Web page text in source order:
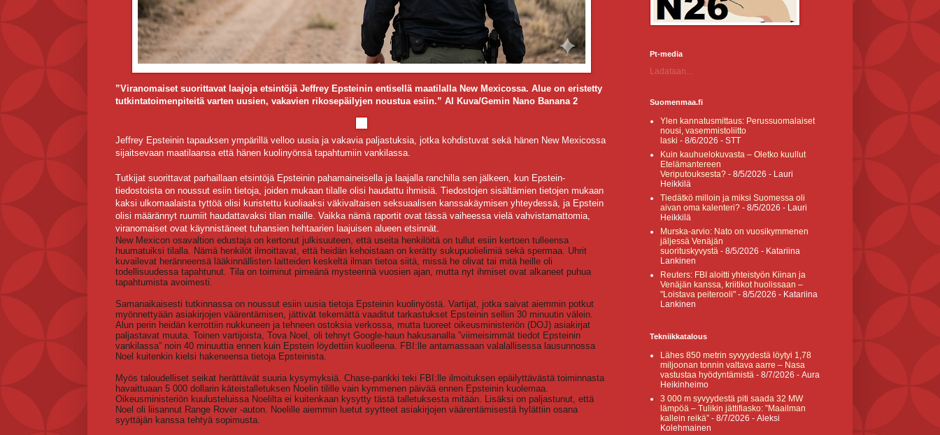
”Viranomaiset suorittavat laajoja etsintöjä Jeffrey Epsteinin entisellä maatilalla New Mexicossa. Alue on eristetty
tutkintatoimenpiteitä varten uusien, vakavien rikosepäilyjen noustua esiin.” AI Kuva/Gemin Nano Banana 2
Jeffrey Epsteinin tapauksen ympärillä velloo uusia ja vakavia paljastuksia, jotka kohdistuvat sekä hänen New Mexicossa
sijaitsevaan maatilaansa että hänen kuolinyönsä tapahtumiin vankilassa.
Tutkijat suorittavat parhaillaan etsintöjä Epsteinin pahamaineisella ja laajalla ranchilla sen jälkeen, kun Epstein-
tiedostoista on noussut esiin tietoja, joiden mukaan tilalle olisi haudattu ihmisiä. Tiedostojen sisältämien tietojen mukaan
kaksi ulkomaalaista tyttöä olisi kuristettu kuoliaaksi väkivaltaisen seksuaalisen kanssakäymisen yhteydessä, ja Epstein
olisi määrännyt ruumiit haudattavaksi tilan maille. Vaikka nämä raportit ovat tässä vaiheessa vielä vahvistamattomia,
viranomaiset ovat käynnistäneet tuhansien hehtaarien laajuisen alueen etsinnät.
New Mexicon osavaltion edustaja on kertonut julkisuuteen, että useita henkilöitä on tullut esiin kertoen tulleensa
huumatuiksi tilalla. Nämä henkilöt ilmoittavat, että heidän kehoistaan on kerätty sukupuolielimiä sekä spermaa. Uhrit
kuvailevat heränneensä lääkinnällisten laitteiden keskeltä ilman tietoa siitä, missä he olivat tai mitä heille oli
todellisuudessa tapahtunut. Tila on toiminut pimeänä mysteerinä vuosien ajan, mutta nyt ihmiset ovat alkaneet puhua
tapahtumista avoimesti.
Samanaikaisesti tutkinnassa on noussut esiin uusia tietoja Epsteinin kuolinyöstä. Vartijat, jotka saivat aiemmin potkut
myönnettyään asiakirjojen väärentämisen, jättivät tekemättä vaaditut tarkastukset Epsteinin selliin 30 minuutin välein.
Alun perin heidän kerrottiin nukkuneen ja tehneen ostoksia verkossa, mutta tuoreet oikeusministeriön (DOJ) asiakirjat
paljastavat muuta. Toinen vartijoista, Tova Noel, oli tehnyt Google-haun hakusanalla ”viimeisimmät tiedot Epsteinin
vankilassa” noin 40 minuuttia ennen kuin Epstein löydettiin kuolleena. FBI:lle antamassaan valalallisessa lausunnossa
Noel kuitenkin kielsi hakeneensa tietoja Epsteinista.
Myös taloudelliset seikat herättävät suuria kysymyksiä. Chase-pankki teki FBI:lle ilmoituksen epäilyttävästä toiminnasta
havaittuaan 5 000 dollarin käteistalletuksen Noelin tilille vain kymmenen päivää ennen Epsteinin kuolemaa.
Oikeusministeriön kuulusteluissa Noelilta ei kuitenkaan kysytty tästä talletuksesta mitään. Lisäksi on paljastunut, että
Noel oli liisannut Range Rover -auton. Noelille aiemmin luetut syytteet asiakirjojen väärentämisestä hylättiin osana
syyttäjän kanssa tehtyä sopimusta.
Pt-media
Ladataan...
Suomenmaa.fi
Ylen kannatusmittaus: Perussuomalaiset
nousi, vasemmistoliitto
laski - 8/6/2026 - STT
Kuin kauhuelokuvasta – Oletko kuullut
Etelämantereen
Veriputouksesta? - 8/5/2026 - Lauri
Heikkilä
Tiedätkö milloin ja miksi Suomessa oli
aivan oma kalenteri? - 8/5/2026 - Lauri
Heikkilä
Murska-arvio: Nato on vuosikymmenen
jäljessä Venäjän
suorituskyvystä - 8/5/2026 - Katariina
Lankinen
Reuters: FBI aloitti yhteistyön Kiinan ja
Venäjän kanssa, kriitikot huolissaan –
"Loistava peiterooli" - 8/5/2026 - Katariina
Lankinen
Tekniikkatalous
Lähes 850 metrin syvyydestä löytyi 1,78
miljoonan tonnin valtava aarre – Nasa
vastustaa hyödyntämistä - 8/7/2026 - Aura
Heikinheimo
3 000 m syvyydestä piti saada 32 MW
lämpöä – Tulikin jättifiasko: ”Maailman
kallein reikä” - 8/7/2026 - Aleksi
Kolehmainen